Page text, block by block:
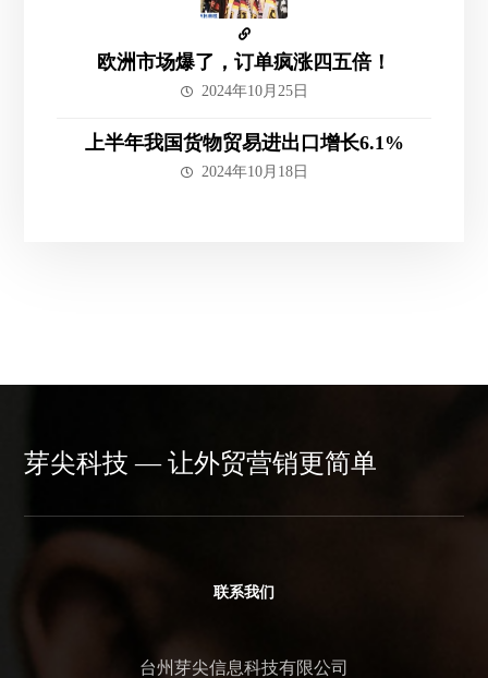
欧洲市场爆了，订单疯涨四五倍！
2024年10月25日
上半年我国货物贸易进出口增长6.1%
2024年10月18日
芽尖科技 — 让外贸营销更简单
联系我们
台州芽尖信息科技有限公司